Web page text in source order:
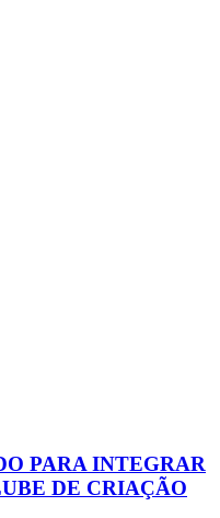
PARA INTEGRAR
DE CRIAÇÃO